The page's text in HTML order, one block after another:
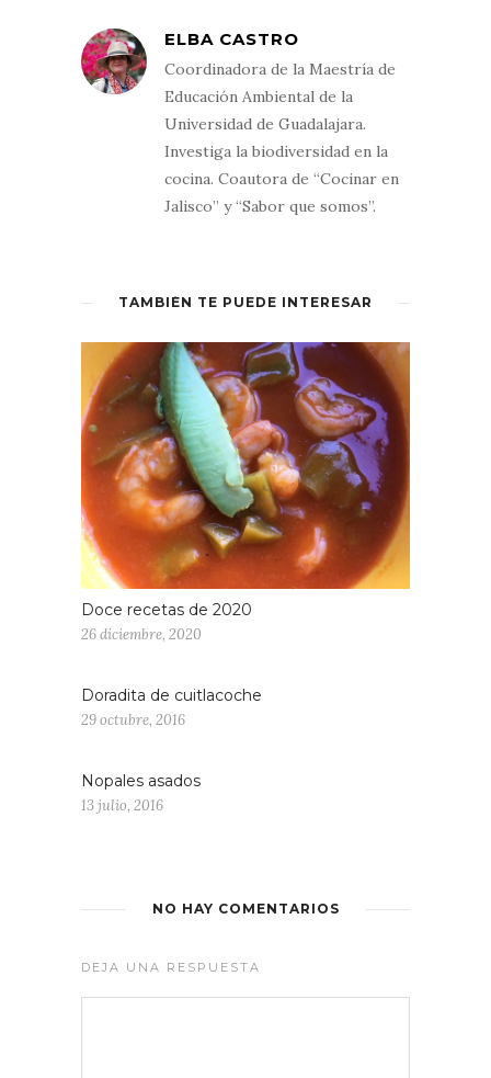
recaudo molido a sofreír. Luego, se
agregan las rajas a que se cocinen un
poco. Enseguida se agregan las papas
y el caldo o el agua y se agrega un
flama.
Una vez que suelte el primer hervor,
se rectifica la sal y la pimienta.
Se deja hervir unos minutos a fuego
lento.
ELBA CASTRO
Coordinadora de la Maestría de
Educación Ambiental de la
Universidad de Guadalajara.
Investiga la biodiversidad en la
cocina. Coautora de “Cocinar en
Jalisco” y “Sabor que somos”.
TAMBIÉN TE PUEDE INTERESAR
Doce recetas de 2020
26 diciembre, 2020
Doradita de cuitlacoche
29 octubre, 2016
Nopales asados
13 julio, 2016
NO HAY COMENTARIOS
DEJA UNA RESPUESTA